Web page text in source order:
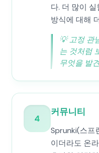
다. 더 많이
방식에 대해
💡고정 관
는 것처럼
무엇을 발
4
커뮤니티
Sprunki(스프
이더라도 온